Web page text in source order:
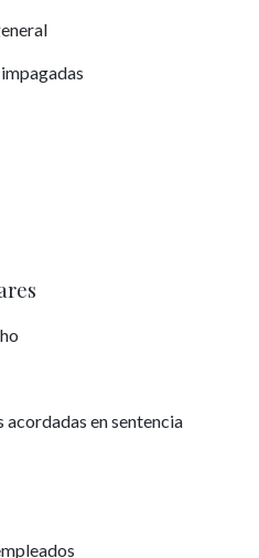
en sentencia